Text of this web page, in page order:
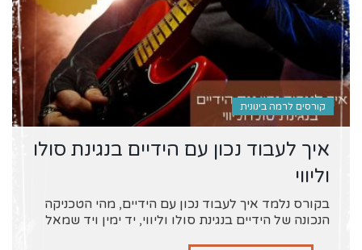
קורסים לרמה בינונית
איך לעבוד נכון עם הידיים בנגינת סולו
וליווי
בקורס נלמד איך לעבוד נכון עם הידיים, מהי הטכניקה
הנכונה של הידיים בנגינת סולו וליווי, יד ימין ויד שמאל